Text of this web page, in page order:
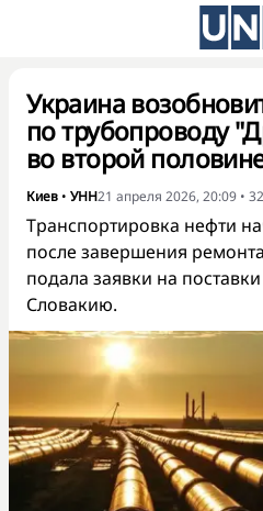
Украина
по трубопроводу
во второй
Киев • УНН21 апреля 2026, 20:09 •
Транспортировка нефти
после завершения
подала заявки на
Словакию.